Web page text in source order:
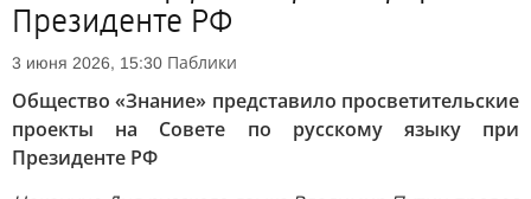
Президенте РФ
3 июня 2026, 15:30 Паблики
Общество «Знание» представило просветительские
проекты на Совете по русскому языку при
Президенте РФ